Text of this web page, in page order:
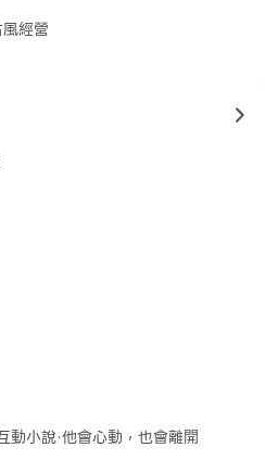
經營
to
小說·他會心動，也會離開